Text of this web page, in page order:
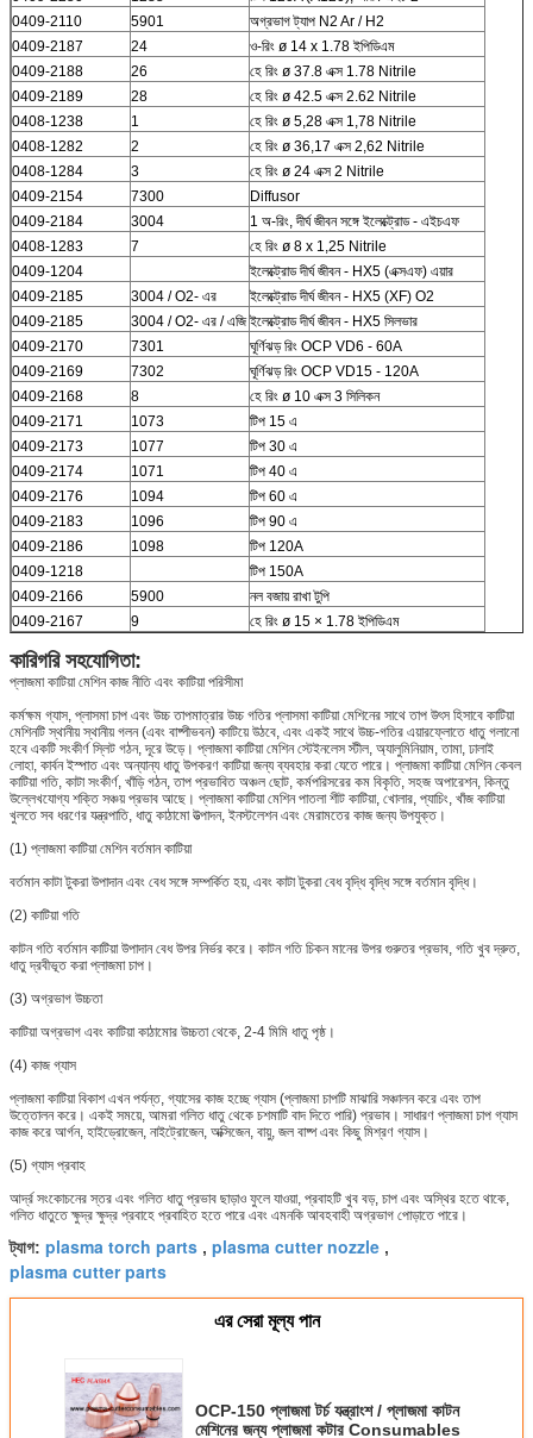
0409-2110
5901
অগ্রভাগ ট্যাপ N2 Ar / H2
0409-2187
24
ও-রিং ø 14 x 1.78 ইপিডিএম
0409-2188
26
হে রিং ø 37.8 এক্স 1.78 Nitrile
0409-2189
28
হে রিং ø 42.5 এক্স 2.62 Nitrile
0408-1238
1
হে রিং ø 5,28 এক্স 1,78 Nitrile
0408-1282
2
হে রিং ø 36,17 এক্স 2,62 Nitrile
0408-1284
3
হে রিং ø 24 এক্স 2 Nitrile
0409-2154
7300
Diffusor
0409-2184
3004
1 অ-রিং, দীর্ঘ জীবন সঙ্গে ইলেক্ট্রোড - এইচএফ
0408-1283
7
হে রিং ø 8 x 1,25 Nitrile
0409-1204
ইলেক্ট্রোড দীর্ঘ জীবন - HX5 (এক্সএফ) এয়ার
0409-2185
3004 / O2- এর
ইলেক্ট্রোড দীর্ঘ জীবন - HX5 (XF) O2
0409-2185
3004 / O2- এর / এজি ইলেক্ট্রোড দীর্ঘ জীবন - HX5 সিলভার
0409-2170
7301
ঘূর্ণিঝড় রিং OCP VD6 - 60A
0409-2169
7302
ঘূর্ণিঝড় রিং OCP VD15 - 120A
0409-2168
8
হে রিং ø 10 এক্স 3 সিলিকন
0409-2171
1073
টিপ 15 এ
0409-2173
1077
টিপ 30 এ
0409-2174
1071
টিপ 40 এ
0409-2176
1094
টিপ 60 এ
0409-2183
1096
টিপ 90 এ
0409-2186
1098
টিপ 120A
0409-1218
টিপ 150A
0409-2166
5900
নল বজায় রাখা টুপি
0409-2167
9 হে রিং ø 15 × 1.78 ইপিডিএম
কারিগরি সহযোগিতা:
প্লাজমা কাটিয়া মেশিন কাজ নীতি এবং কাটিয়া পরিসীমা
কর্মক্ষম গ্যাস, প্লাসমা চাপ এবং উচ্চ তাপমাত্রার উচ্চ গতির প্লাসমা কাটিয়া মেশিনের সাথে তাপ উৎস হিসাবে কাটিয়া
মেশিনটি স্থানীয় স্থানীয় গলন (এবং বাষ্পীভবন) কাটিয়ে উঠবে, এবং একই সাথে উচ্চ-গতির এয়ারফ্লোতে ধাতু গলানো
হবে একটি সংকীর্ণ স্লিট গঠন, দূরে উড়ে। প্লাজমা কাটিয়া মেশিন স্টেইনলেস স্টীল, অ্যালুমিনিয়াম, তামা, ঢালাই
লোহা, কার্বন ইস্পাত এবং অন্যান্য ধাতু উপকরণ কাটিয়া জন্য ব্যবহার করা যেতে পারে। প্লাজমা কাটিয়া মেশিন কেবল
কাটিয়া গতি, কাটা সংকীর্ণ, খাঁড়ি গঠন, তাপ প্রভাবিত অঞ্চল ছোট, কর্মপরিসরের কম বিকৃতি, সহজ অপারেশন, কিন্তু
উল্লেখযোগ্য শক্তি সঞ্চয় প্রভাব আছে। প্লাজমা কাটিয়া মেশিন পাতলা শীট কাটিয়া, খোলার, প্যাচিং, খাঁজ কাটিয়া
খুলতে সব ধরণের যন্ত্রপাতি, ধাতু কাঠামো উত্পাদন, ইনস্টলেশন এবং মেরামতের কাজ জন্য উপযুক্ত।
(1) প্লাজমা কাটিয়া মেশিন বর্তমান কাটিয়া
বর্তমান কাটা টুকরা উপাদান এবং বেধ সঙ্গে সম্পর্কিত হয়, এবং কাটা টুকরা বেধ বৃদ্ধি বৃদ্ধি সঙ্গে বর্তমান বৃদ্ধি।
(2) কাটিয়া গতি
কাটন গতি বর্তমান কাটিয়া উপাদান বেধ উপর নির্ভর করে। কাটন গতি চিকন মানের উপর গুরুতর প্রভাব, গতি খুব দ্রুত,
ধাতু দ্রবীভূত করা প্লাজমা চাপ।
(3) অগ্রভাগ উচ্চতা
কাটিয়া অগ্রভাগ এবং কাটিয়া কাঠামোর উচ্চতা থেকে, 2-4 মিমি ধাতু পৃষ্ঠ।
(4) কাজ গ্যাস
প্লাজমা কাটিয়া বিকাশ এখন পর্যন্ত, গ্যাসের কাজ হচ্ছে গ্যাস (প্লাজমা চাপটি মাঝারি সঞ্চালন করে এবং তাপ
উত্তোলন করে। একই সময়ে, আমরা গলিত ধাতু থেকে চশমাটি বাদ দিতে পারি) প্রভাব। সাধারণ প্লাজমা চাপ গ্যাস
কাজ করে আর্গন, হাইড্রোজেন, নাইট্রোজেন, অক্সিজেন, বায়ু, জল বাষ্প এবং কিছু মিশ্রণ গ্যাস।
(5) গ্যাস প্রবাহ
আর্দ্র সংকোচনের স্তর এবং গলিত ধাতু প্রভাব ছাড়াও ফুলে যাওয়া, প্রবাহটি খুব বড়, চাপ এবং অস্থির হতে থাকে,
গলিত ধাতুতে ক্ষুদ্র ক্ষুদ্র প্রবাহে প্রবাহিত হতে পারে এবং এমনকি আবহবাহী অগ্রভাগ পোড়াতে পারে।
ট্যাগ: plasma torch parts , plasma cutter nozzle ,
plasma cutter parts
এর সেরা মূল্য পান
OCP-150 প্লাজমা টর্চ যন্ত্রাংশ / প্লাজমা কাটন
মেশিনের জন্য প্লাজমা কটার Consumables